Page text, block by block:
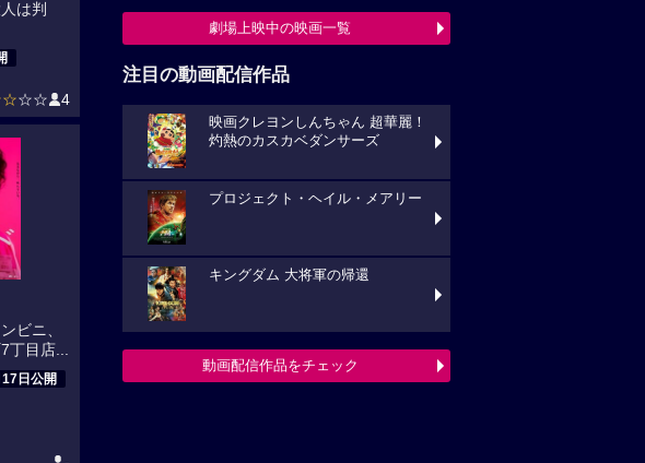
は判
☆☆ 4
ビニ、
丁目店...
日公開
劇場上映中の映画一覧
注目の動画配信作品
映画クレヨンしんちゃん 超華麗！
灼熱のカスカベダンサーズ
プロジェクト・ヘイル・メアリー
キングダム 大将軍の帰還
動画配信作品をチェック